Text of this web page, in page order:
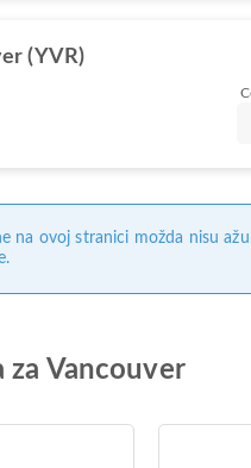
(YVR)
na ovoj stranici možda nisu
za Vancouver